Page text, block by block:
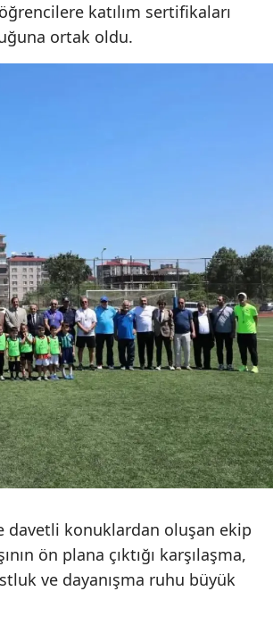
Malatya
Manisa
Mardin
Muğla
Muş
Ordu
Rize
katılım sertifikaları
ortak oldu.
davetli konuklardan oluşan ekip
ön plana çıktığı karşılaşma,
ve dayanışma ruhu büyük